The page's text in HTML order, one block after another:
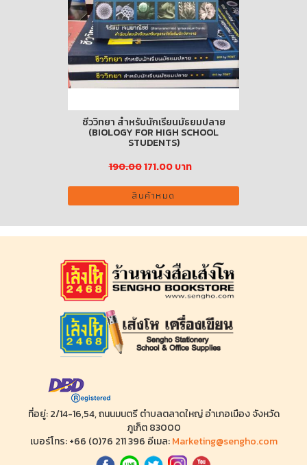
ชีววิทยา สำหรับนักเรียนมัธยมปลาย
(BIOLOGY FOR HIGH SCHOOL
STUDENTS)
190.00171.00 บาท
สินค้าหมด
ที่อยู่: 2/14-16,54, ถนนมนตรี ตำบลตลาดใหญ่ อำเภอเมือง จังหวัด
ภูเก็ต 83000
เบอร์โทร: +66 (0)76 211 396 อีเมล:Marketing@sengho.com